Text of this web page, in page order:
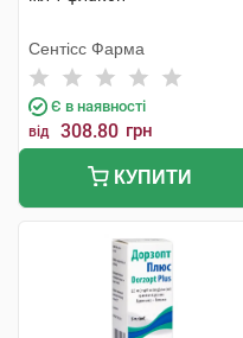
Сентісс Фарма
Є в наявності
від 308.80 грн
КУПИТИ